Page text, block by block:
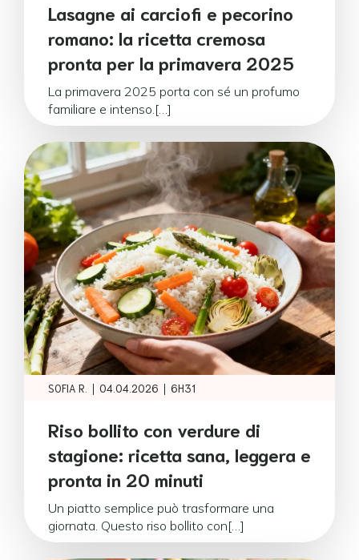
Lasagne ai carciofi e pecorino
romano: la ricetta cremosa
pronta per la primavera 2025
La primavera 2025 porta con sé un profumo
familiare e intenso.[…]
SOFIA R. | 04.04.2026 | 6H31
Riso bollito con verdure di
stagione: ricetta sana, leggera e
pronta in 20 minuti
Un piatto semplice può trasformare una
giornata. Questo riso bollito con[…]